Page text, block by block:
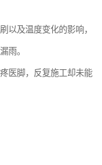
以及温度变化的影响，
雨。
医脚，反复施工却未能